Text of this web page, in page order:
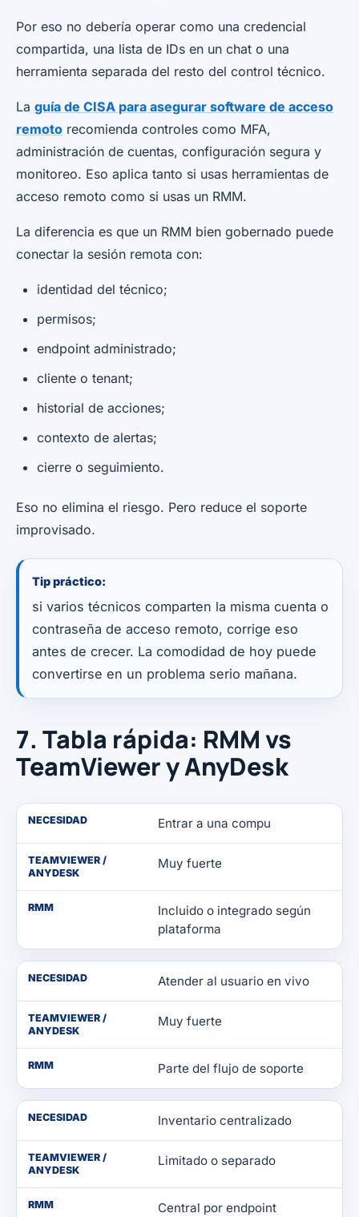
Por eso no debería operar como una credencial
compartida, una lista de IDs en un chat o una
herramienta separada del resto del control técnico.
La guía de CISA para asegurar software de acceso
remoto recomienda controles como MFA,
administración de cuentas, configuración segura y
monitoreo. Eso aplica tanto si usas herramientas de
acceso remoto como si usas un RMM.
La diferencia es que un RMM bien gobernado puede
conectar la sesión remota con:
identidad del técnico;
permisos;
endpoint administrado;
cliente o tenant;
historial de acciones;
contexto de alertas;
cierre o seguimiento.
Eso no elimina el riesgo. Pero reduce el soporte
improvisado.
Tip práctico:
si varios técnicos comparten la misma cuenta o
contraseña de acceso remoto, corrige eso
antes de crecer. La comodidad de hoy puede
convertirse en un problema serio mañana.
7. Tabla rápida: RMM vs
TeamViewer y AnyDesk
NECESIDAD Entrar a una compu
TEAMVIEWER /
ANYDESK
Muy fuerte
RMM
Incluido o integrado según
plataforma
NECESIDAD Atender al usuario en vivo
TEAMVIEWER /
ANYDESK
Muy fuerte
RMM Parte del flujo de soporte
NECESIDAD Inventario centralizado
TEAMVIEWER /
ANYDESK
Limitado o separado
RMM Central por endpoint